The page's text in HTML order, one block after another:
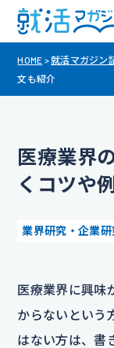
HOME >就活マガジン
文も紹介
医療業界
くコツや
業界研究・企業研
医療業界に興味
からないという
はない方は、書